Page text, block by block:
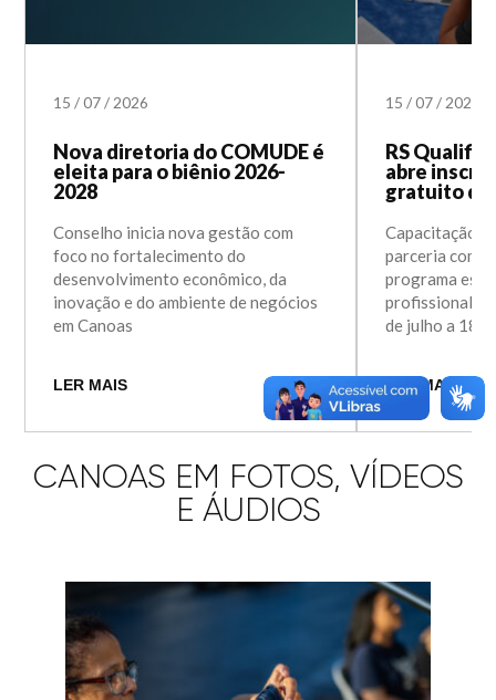
15/07/ 2026
Nova diretoria do COMUDE é
eleita para o biênio 2026-
2028
Conselho inicia nova gestão com
foco no fortalecimento do
desenvolvimento econômico, da
inovação e do ambiente de negócios
em Canoas
LER MAIS
15/07/ 2026
RS
abre
gratuito de
Capacitação
parceria com
programa
profissional,
de julho a 18
LER MAIS
CANOAS EM FOTOS, VÍDEOS
E ÁUDIOS